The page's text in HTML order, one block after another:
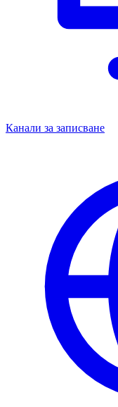
Канали за записване